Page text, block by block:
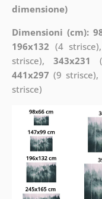
dimensione)
Dimensioni (cm):
196x132 (4 strisce),
strisce), 343x231
441x297 (9 strisce),
strisce)